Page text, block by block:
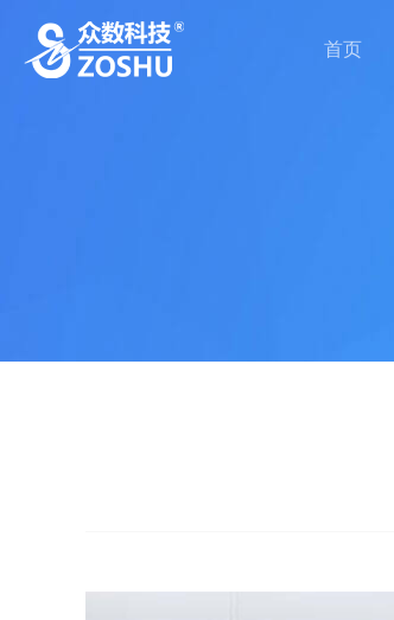
首页